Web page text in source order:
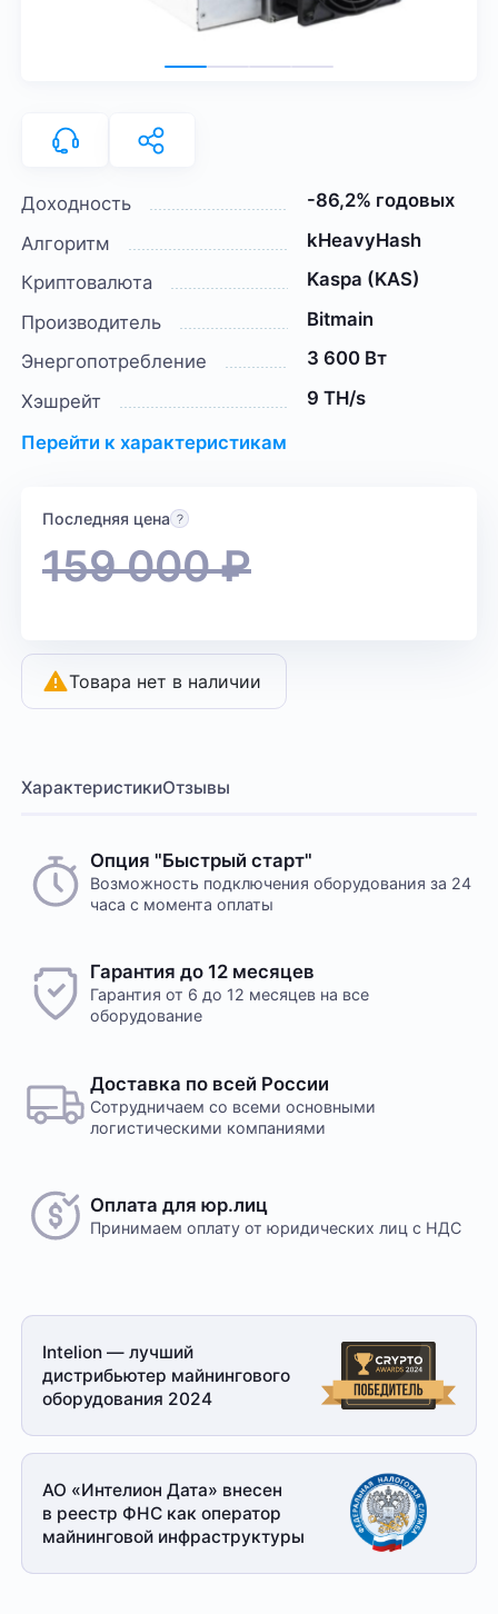
Доходность
-86,2% годовых
Алгоритм
kHeavyHash
Криптовалюта
Kaspa (KAS)
Производитель
Bitmain
Энергопотребление
3 600 Вт
Хэшрейт
9 TH/s
Перейти к характеристикам
Последняя цена
159 000₽
Товара нет в наличии
ХарактеристикиОтзывы
Опция "Быстрый старт"
Возможность подключения оборудования за 24
часа с момента оплаты
Гарантия до 12 месяцев
Гарантия от 6 до 12 месяцев на все
оборудование
Доставка по всей России
Сотрудничаем со всеми основными
логистическими компаниями
Оплата для юр.лиц
Принимаем оплату от юридических лиц с НДС
Intelion — лучший
дистрибьютер майнингового
оборудования 2024
АО «Интелион Дата» внесен
в реестр ФНС как оператор
майнинговой инфраструктуры